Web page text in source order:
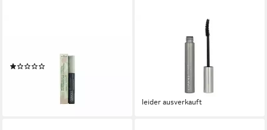
Long- Wearing Formula
lieferbar - in 3-4 Werktagen bei dir
Mascara High Impact Zero
Selbstbräuner Produkt
(857,14 €/ 100 ml)
leider ausverkauft